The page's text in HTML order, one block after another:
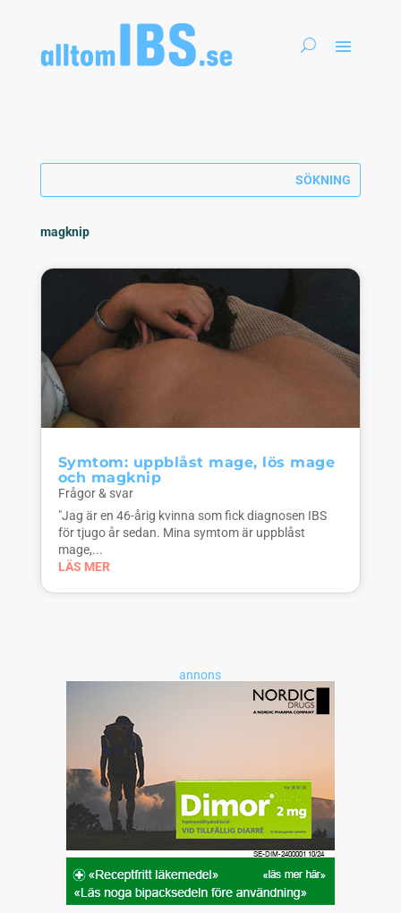
magknip
Symtom: uppblåst mage, lös mage
och magknip
Frågor & svar
"Jag är en 46-årig kvinna som fick diagnosen IBS
för tjugo år sedan. Mina symtom är uppblåst
mage,...
LÄS MER
annons